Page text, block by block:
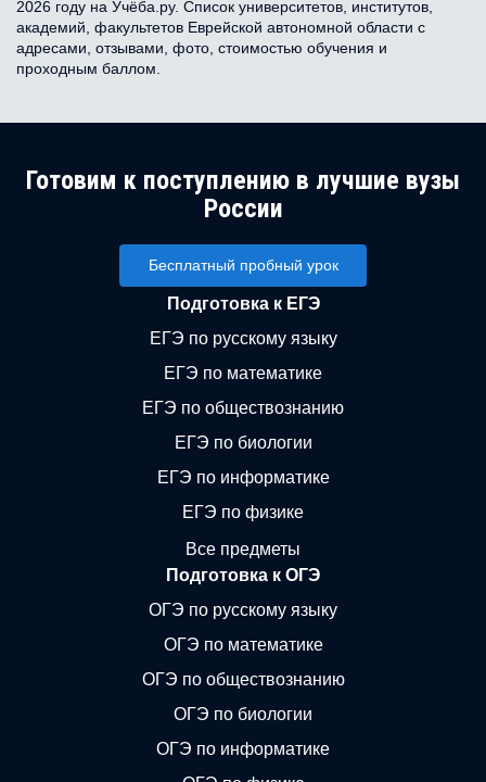
2026 году на Учёба.ру. Список университетов, институтов,
академий, факультетов Еврейской автономной области с
адресами, отзывами, фото, стоимостью обучения и
проходным баллом.
Готовим к поступлению в лучшие вузы
России
Бесплатный пробный урок
Подготовка к ЕГЭ
ЕГЭ по русскому языку
ЕГЭ по математике
ЕГЭ по обществознанию
ЕГЭ по биологии
ЕГЭ по информатике
ЕГЭ по физике
Все предметы
Подготовка к ОГЭ
ОГЭ по русскому языку
ОГЭ по математике
ОГЭ по обществознанию
ОГЭ по биологии
ОГЭ по информатике